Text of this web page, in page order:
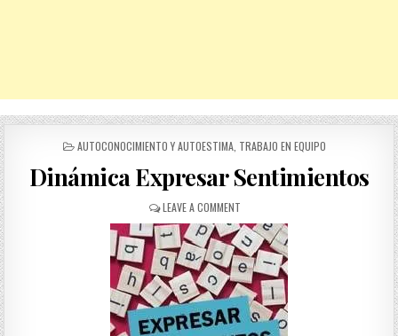
POSTED
AUTOCONOCIMIENTO Y AUTOESTIMA TRABAJO EN EQUIPO
Dinámica Expresar Sentimientos
LEAVE A COMMENTON
DINÁMICA
EXPRESAR
SENTIMIENTOS